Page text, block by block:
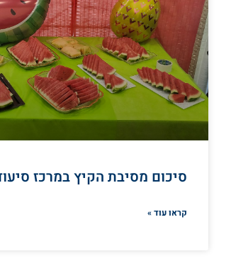
סיכום מסיבת הקיץ במרכז
קראו עוד »